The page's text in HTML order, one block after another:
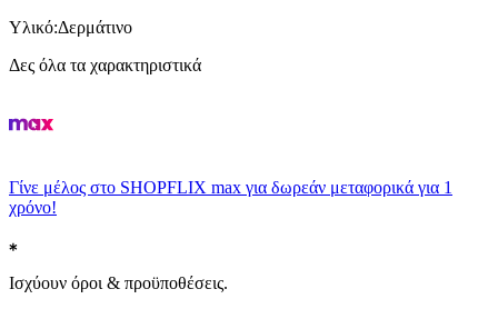
Υλικό:Δερμάτινο
Δες όλα τα χαρακτηριστικά
Γίνε μέλος στο SHOPFLIX max για δωρεάν μεταφορικά για 1
χρόνο!
Ισχύουν όροι & προϋποθέσεις.